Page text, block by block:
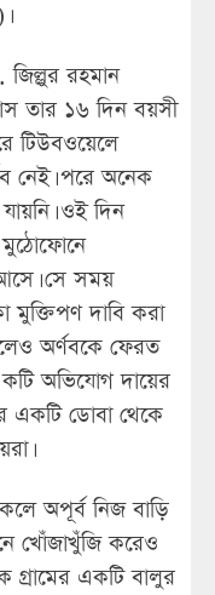
জিল্লুর রহমান
তার ১৬ দিন বয়সী
টিউবওয়েলে
নেই। পরে অনেক
ওই দিন
মুঠোফোনে
সে সময়
মুক্তিপণ দাবি করা
অর্ণবকে ফেরত
অভিযোগ দায়ের
একটি ডোবা থেকে
অপূর্ব নিজ বাড়ি
খোঁজাখুঁজি করেও
গ্রামের একটি বালুর